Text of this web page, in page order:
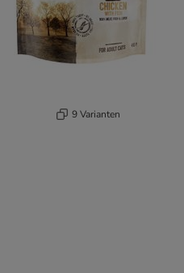
9 Varianten